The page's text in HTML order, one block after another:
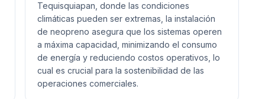
Tequisquiapan, donde las condiciones
climáticas pueden ser extremas, la instalación
de neopreno asegura que los sistemas operen
a máxima capacidad, minimizando el consumo
de energía y reduciendo costos operativos, lo
cual es crucial para la sostenibilidad de las
operaciones comerciales.